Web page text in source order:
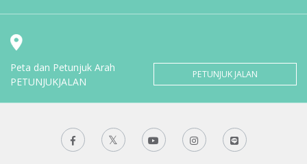
Peta dan Petunjuk Arah
PETUNJUKJALAN
PETUNJUK JALAN